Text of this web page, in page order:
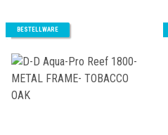
BESTELLWARE